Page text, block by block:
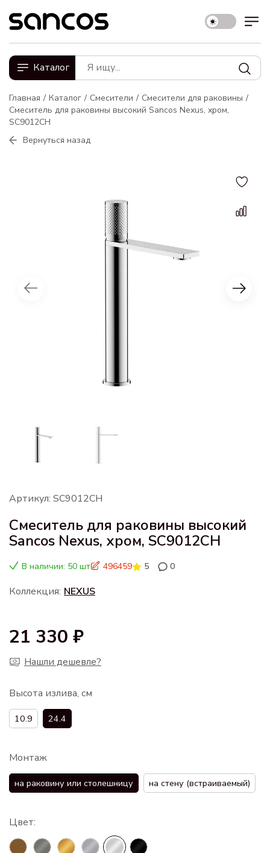
Каталог
Главная Каталог Смесители
Смесители для раковины
Смеситель для раковины высокий Sancos Nexus, хром,
SC9012CH
Вернуться назад
Артикул: SC9012CH
Смеситель для раковины высокий
Sancos Nexus, хром, SC9012CH
В наличии: 50 шт 496459 5 0
Коллекция: NEXUS
21 330 ₽
Нашли дешевле?
Высота излива, см
10.9 24.4
Монтаж
на раковину или столешницу на стену (встраиваемый)